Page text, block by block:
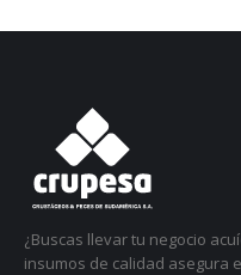
¿Buscas llevar tu negocio
insumos de calidad asegura